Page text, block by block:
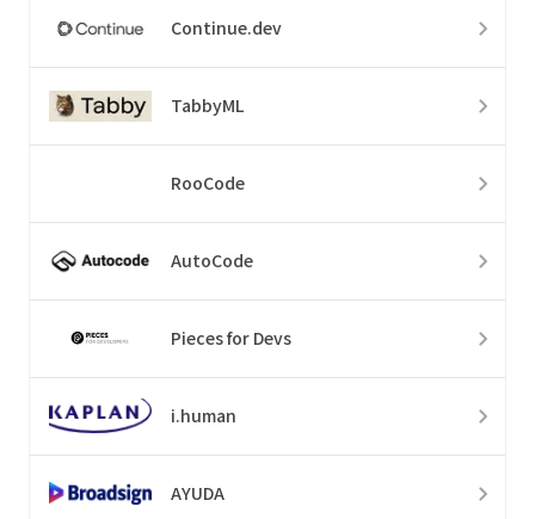
Continue.dev
TabbyML
RooCode
AutoCode
Pieces for Devs
i.human
AYUDA